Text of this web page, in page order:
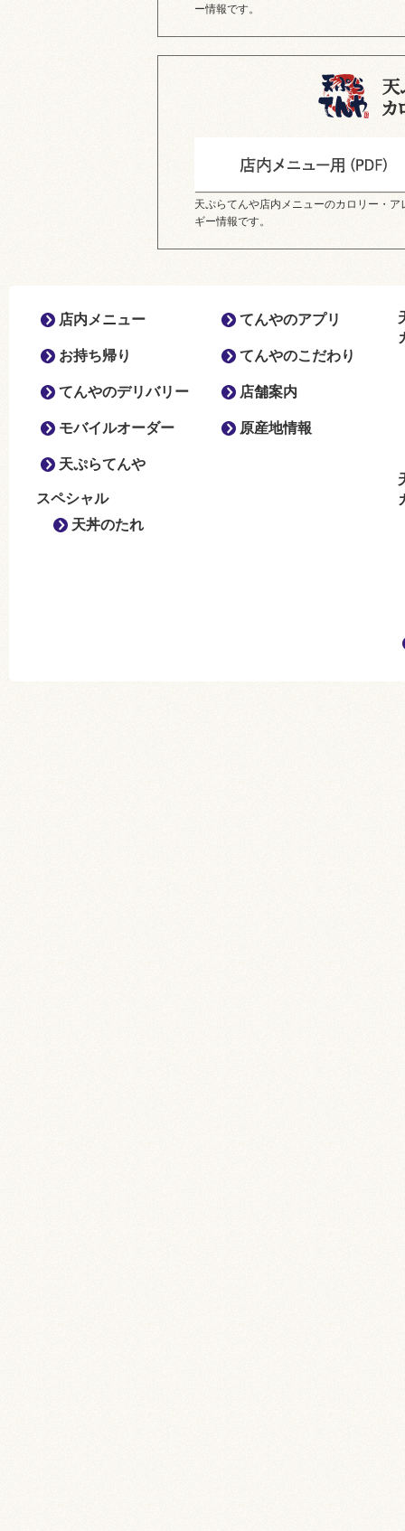
ー情報です。
天ぷらてんや店内メニューのカロリー・ア
ギー情報です。
店内メニュー
お持ち帰り
てんやのデリバリー
モバイルオーダー
天ぷらてんや
スペシャル
天丼のたれ
てんやのアプリ
てんやのこだわり
店舗案内
原産地情報